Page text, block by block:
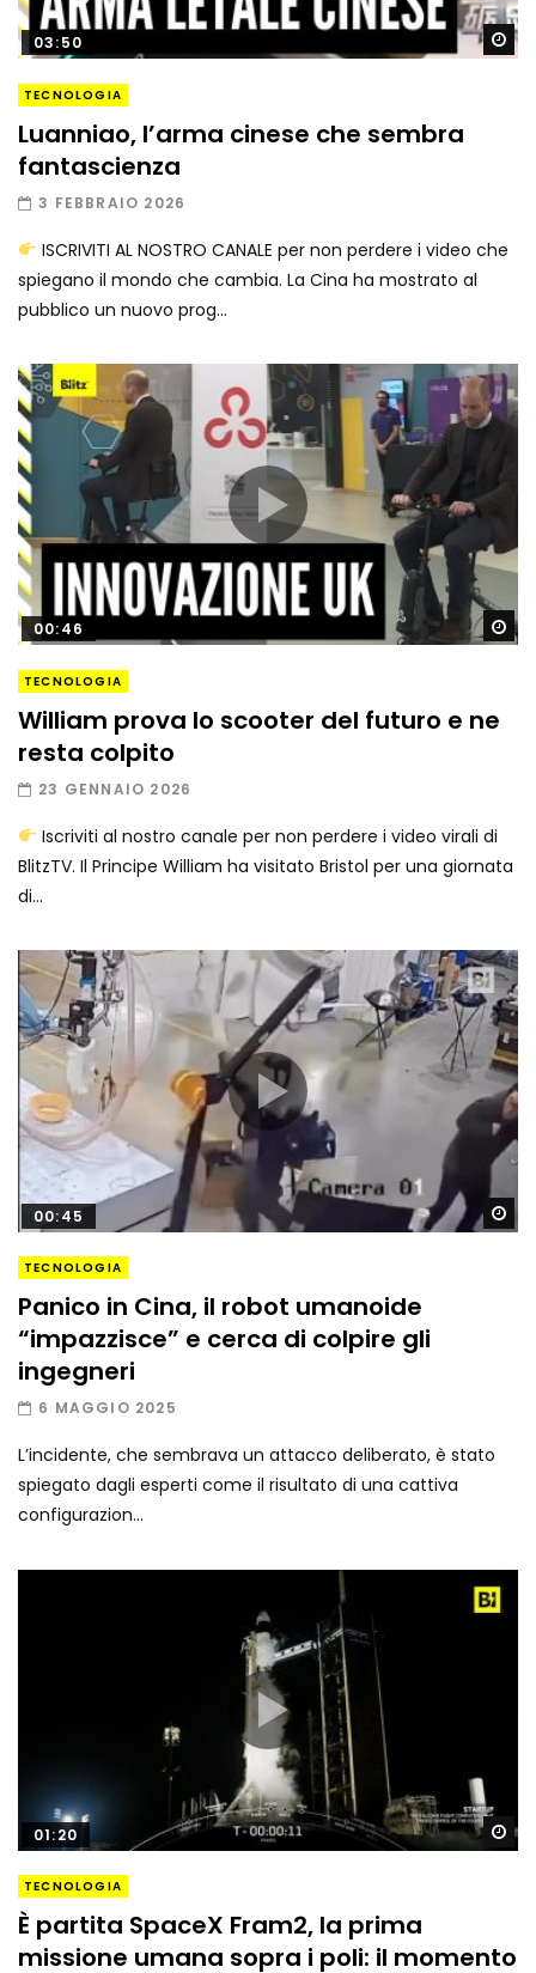
03:50
TECNOLOGIA
Luanniao, l’arma cinese che sembra
fantascienza
3 FEBBRAIO 2026
ISCRIVITI AL NOSTRO CANALE per non perdere i video che
spiegano il mondo che cambia. La Cina ha mostrato al
pubblico un nuovo prog...
00:46
TECNOLOGIA
William prova lo scooter del futuro e ne
resta colpito
23 GENNAIO 2026
Iscriviti al nostro canale per non perdere i video virali di
BlitzTV. Il Principe William ha visitato Bristol per una giornata
di...
00:45
TECNOLOGIA
Panico in Cina, il robot umanoide
“impazzisce” e cerca di colpire gli
ingegneri
6 MAGGIO 2025
L’incidente, che sembrava un attacco deliberato, è stato
spiegato dagli esperti come il risultato di una cattiva
configurazion...
01:20
TECNOLOGIA
È partita SpaceX Fram2, la prima
missione umana sopra i poli: il momento